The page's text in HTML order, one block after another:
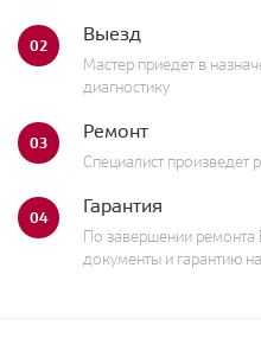
02 Выезд
Мастер приедет в
диагностику
03 Ремонт
Специалист произведет
04 Гарантия
По завершении
документы и гарантию